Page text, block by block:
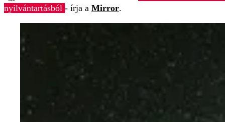
nyilvántartásból - írja a Mirror.